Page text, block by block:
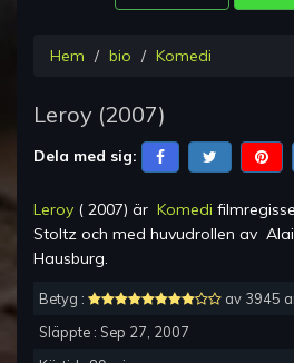
Hem bio Komedi
Leroy (2007)
Dela med sig:
Leroy ( 2007) är Komedi
Stoltz och med huvudrollen av
Hausburg.
Betyg :
av 3945
Släppte : Sep 27, 2007